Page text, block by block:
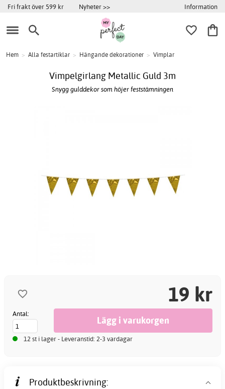
Fri frakt över 599 kr Nyheter >> Information
Hem > Alla festartiklar > Hängande dekorationer > Vimplar
Vimpelgirlang Metallic Guld 3m
Snygg gulddekor som höjer feststämningen
19 kr
Antal:
12 st i lager - Leveranstid: 2-3 vardagar
Produktbeskrivning: